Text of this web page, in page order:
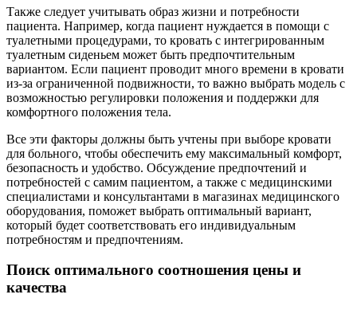
Также следует учитывать образ жизни и потребности
пациента. Например, когда пациент нуждается в помощи с
туалетными процедурами, то кровать с интегрированным
туалетным сиденьем может быть предпочтительным
вариантом. Если пациент проводит много времени в кровати
из-за ограниченной подвижности, то важно выбрать модель с
возможностью регулировки положения и поддержки для
комфортного положения тела.
Все эти факторы должны быть учтены при выборе кровати
для больного, чтобы обеспечить ему максимальный комфорт,
безопасность и удобство. Обсуждение предпочтений и
потребностей с самим пациентом, а также с медицинскими
специалистами и консультантами в магазинах медицинского
оборудования, поможет выбрать оптимальный вариант,
который будет соответствовать его индивидуальным
потребностям и предпочтениям.
Поиск оптимального соотношения цены и
качества